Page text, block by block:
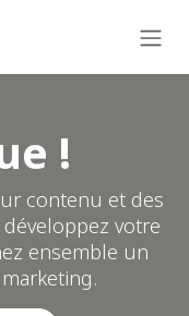
!
contenu et des
votre
ensemble un